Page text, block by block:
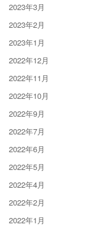
2023年3月
2023年2月
2023年1月
2022年12月
2022年11月
2022年10月
2022年9月
2022年7月
2022年6月
2022年5月
2022年4月
2022年2月
2022年1月